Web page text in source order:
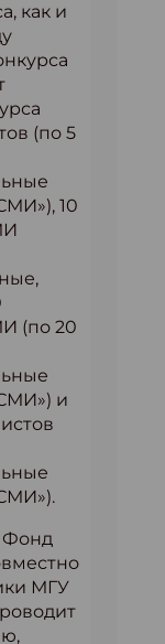
как и
(по 5
10
(по 20
и
Фонд
МГУ